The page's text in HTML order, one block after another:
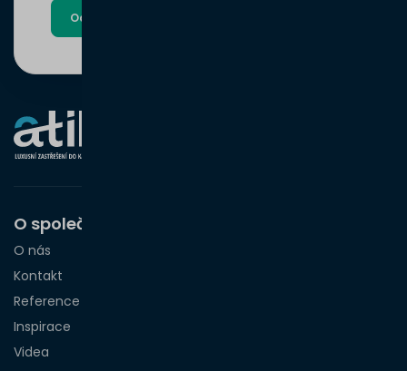
Odeslat poptávku
O společnosti
O nás
Kontakt
Reference
Inspirace
Videa